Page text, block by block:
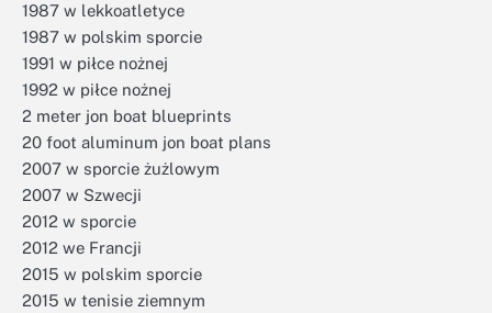
1987 w lekkoatletyce
1987 w polskim sporcie
1991 w piłce nożnej
1992 w piłce nożnej
2 meter jon boat blueprints
20 foot aluminum jon boat plans
2007 w sporcie żużlowym
2007 w Szwecji
2012 w sporcie
2012 we Francji
2015 w polskim sporcie
2015 w tenisie ziemnym